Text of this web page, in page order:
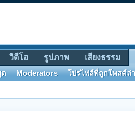
วิดีโอ รูปภาพ เสียงธรรม
ด Moderators โปรไฟล์ที่ถูกโพสต์ล่